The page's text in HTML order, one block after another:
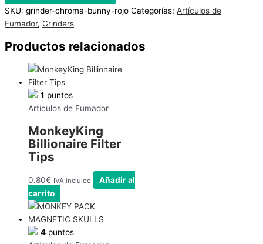
SKU: grinder-chroma-bunny-rojo Categorías: Artículos de
Fumador, Grinders
Productos relacionados
1 puntos
Artículos de Fumador
MonkeyKing
Billionaire Filter
Tips
0.80€ IVA incluido
Añadir al
carrito
4 puntos